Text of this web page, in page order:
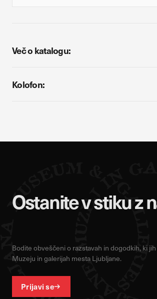
Več o katalogu:
Kolofon:
Ostanite v stiku z
Bodite obveščeni o razstavah in dogodkih, ki
Muzeju in galerijah mesta Ljubljane.
Prijavi se